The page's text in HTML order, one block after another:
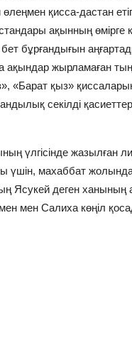
қисса-дастан
ақынның өмірге
бет бұрғандығын
ақындар жырламаған тың
«Барат қыз»
секілді
үлгісінде жазылған
үшін, махаббат
Ясукей деген ханының
мен Салиха көңіл